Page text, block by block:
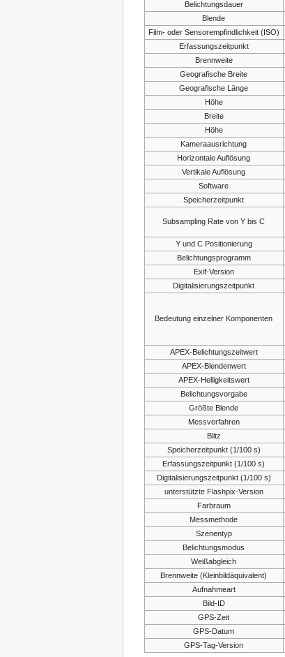
Belichtungsdauer
Blende
Film- oder Sensorempfindlichkeit (ISO)
Erfassungszeitpunkt
Brennweite
Geografische Breite
Geografische Länge
Höhe
Breite
Höhe
Kameraausrichtung
Horizontale Auflösung
Vertikale Auflösung
Software
Speicherzeitpunkt
Subsampling Rate von Y bis C
Y und C Positionierung
Belichtungsprogramm
Exif-Version
Digitalisierungszeitpunkt
Bedeutung einzelner Komponenten
APEX-Belichtungszeitwert
APEX-Blendenwert
APEX-Helligkeitswert
Belichtungsvorgabe
Größte Blende
Messverfahren
Blitz
Speicherzeitpunkt (1/100 s)
Erfassungszeitpunkt (1/100 s)
Digitalisierungszeitpunkt (1/100 s)
unterstützte Flashpix-Version
Farbraum
Messmethode
Szenentyp
Belichtungsmodus
Weißabgleich
Brennweite (Kleinbildäquivalent)
Aufnahmeart
Bild-ID
GPS-Zeit
GPS-Datum
GPS-Tag-Version